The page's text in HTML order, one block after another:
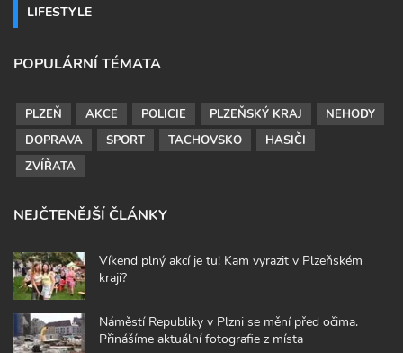
LIFESTYLE
POPULÁRNÍ TÉMATA
PLZEŇ AKCE POLICIE PLZEŇSKÝ KRAJ
NEHODY
DOPRAVA
SPORT TACHOVSKO
HASIČI
ZVÍŘATA
NEJČTENĚJŠÍ ČLÁNKY
Víkend plný akcí je tu! Kam vyrazit v Plzeňském
kraji?
Náměstí Republiky v Plzni se mění před očima.
Přinášíme aktuální fotografie z místa